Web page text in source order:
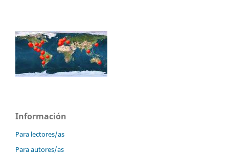
Información
Para lectores/as
Para autores/as